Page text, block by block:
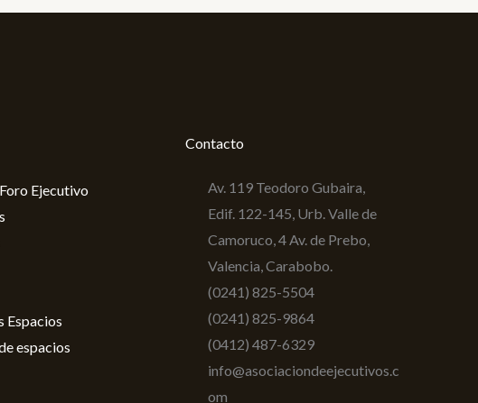
Ejecutivo
Espacios
espacios
Contacto
Av. 119 Teodoro Gubaira,
Edif. 122-145, Urb. Valle de
Camoruco, 4 Av. de Prebo,
Valencia, Carabobo.
(0241) 825-5504
(0241) 825-9864
(0412) 487-6329
info@asociaciondeejecutivos.c
om